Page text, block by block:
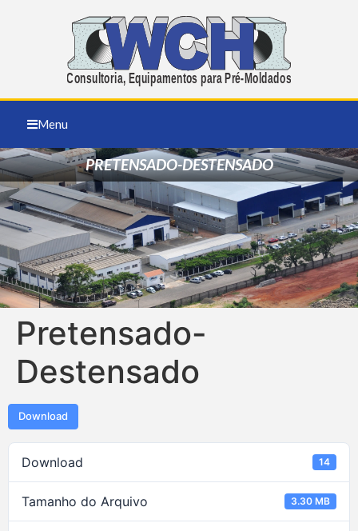
Menu
PRETENSADO-DESTENSADO
Pretensado-
Destensado
Download
Download 14
Tamanho do Arquivo 3.30 MB